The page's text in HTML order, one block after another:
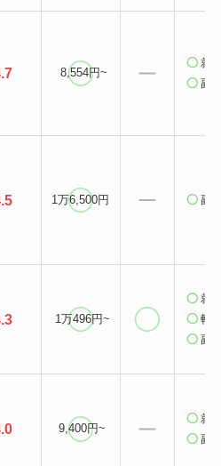
8,554円~
就
副
1万6,500円 副
1万496円~
就
転
副
9,400円~
就
副